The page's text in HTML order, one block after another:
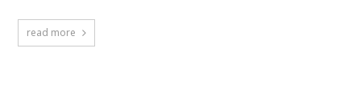
read more